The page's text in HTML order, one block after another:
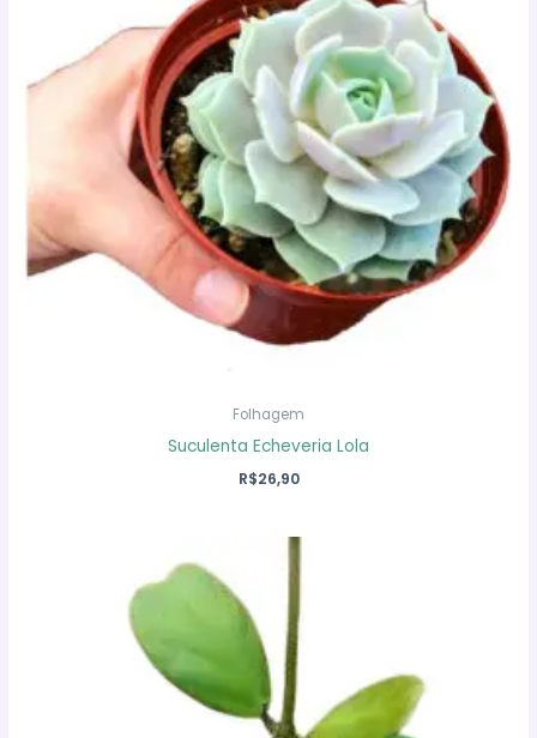
Folhagem
Suculenta Echeveria Lola
R$26,90